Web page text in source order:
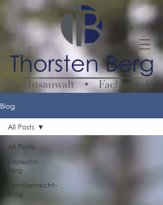
Blog
All Posts
Erbrecht-
Blog
Familienrecht-
Blog
All Posts